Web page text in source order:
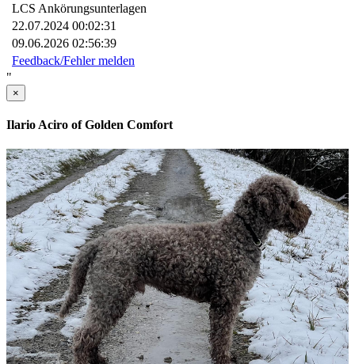
LCS Ankörungsunterlagen
22.07.2024 00:02:31
09.06.2026 02:56:39
Feedback/Fehler melden
"
×
Ilario Aciro of Golden Comfort